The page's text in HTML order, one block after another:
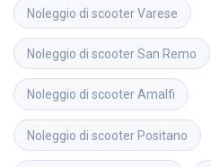
Noleggio di scooterVarese
Noleggio di scooterSan Remo
Noleggio di scooterAmalfi
Noleggio di scooter Positano